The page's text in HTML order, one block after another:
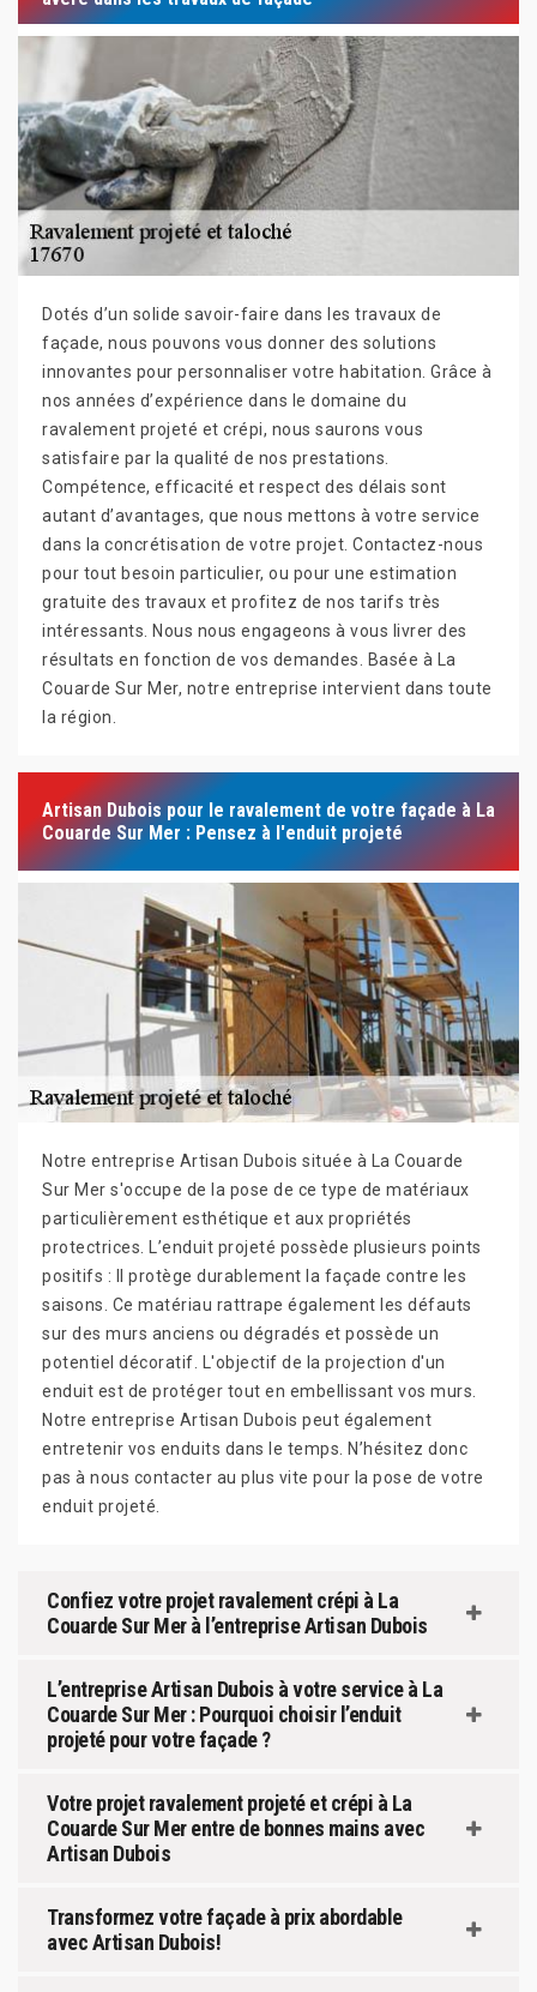
Dotés d’un solide savoir-faire dans les travaux de
façade, nous pouvons vous donner des solutions
innovantes pour personnaliser votre habitation. Grâce à
nos années d’expérience dans le domaine du
ravalement projeté et crépi, nous saurons vous
satisfaire par la qualité de nos prestations.
Compétence, efficacité et respect des délais sont
autant d’avantages, que nous mettons à votre service
dans la concrétisation de votre projet. Contactez-nous
pour tout besoin particulier, ou pour une estimation
gratuite des travaux et profitez de nos tarifs très
intéressants. Nous nous engageons à vous livrer des
résultats en fonction de vos demandes. Basée à La
Couarde Sur Mer, notre entreprise intervient dans toute
la région.
Artisan Dubois pour le ravalement de votre façade à La
Couarde Sur Mer : Pensez à l'enduit projeté
Notre entreprise Artisan Dubois située à La Couarde
Sur Mer s'occupe de la pose de ce type de matériaux
particulièrement esthétique et aux propriétés
protectrices. L’enduit projeté possède plusieurs points
positifs : Il protège durablement la façade contre les
saisons. Ce matériau rattrape également les défauts
sur des murs anciens ou dégradés et possède un
potentiel décoratif. L'objectif de la projection d'un
enduit est de protéger tout en embellissant vos murs.
Notre entreprise Artisan Dubois peut également
entretenir vos enduits dans le temps. N’hésitez donc
pas à nous contacter au plus vite pour la pose de votre
enduit projeté.
Confiez votre projet ravalement crépi à La
Couarde Sur Mer à l’entreprise Artisan Dubois
L’entreprise Artisan Dubois à votre service à La
Couarde Sur Mer : Pourquoi choisir l’enduit
projeté pour votre façade ?
Votre projet ravalement projeté et crépi à La
Couarde Sur Mer entre de bonnes mains avec
Artisan Dubois
Transformez votre façade à prix abordable
avec Artisan Dubois!